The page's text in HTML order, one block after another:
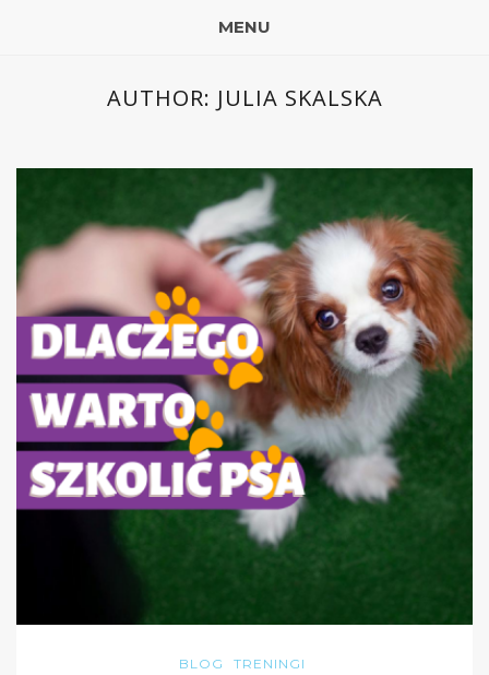
MENU
AUTHOR: JULIA SKALSKA
BLOG TRENINGI